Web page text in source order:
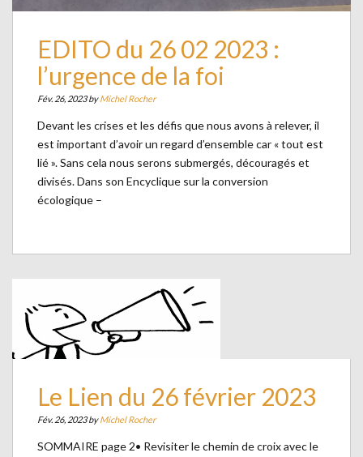
EDITO du 26 02 2023 :
l’urgence de la foi
Fév. 26, 2023 byMichel Rocher
Devant les crises et les défis que nous avons à relever, il
est important d’avoir un regard d’ensemble car « tout est
lié ». Sans cela nous serons submergés, découragés et
divisés. Dans son Encyclique sur la conversion
écologique –
Le Lien du 26 février 2023
Fév. 26, 2023 byMichel Rocher
SOMMAIRE page 2• Revisiter le chemin de croix avec le